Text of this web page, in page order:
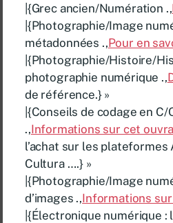
|{Grec ancien/Numération .,
|{Photographie/Image
métadonnées .,Pour en
|{Photographie/Histoire/
photographie numérique .,
de référence.} »
|{Conseils de codage en
.,Informations sur cet
l’achat sur les plateformes
Cultura ….} »
|{Photographie/Image
d’images .,Informations
|{Électronique numérique